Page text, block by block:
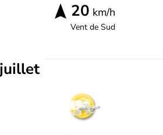
20 km/h
Vent deSud